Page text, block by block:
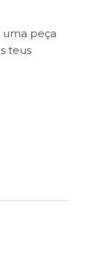
uma peça
teus